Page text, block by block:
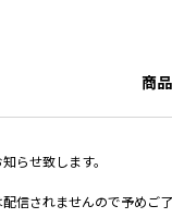
商
らせ致します。
信されませんので予めご